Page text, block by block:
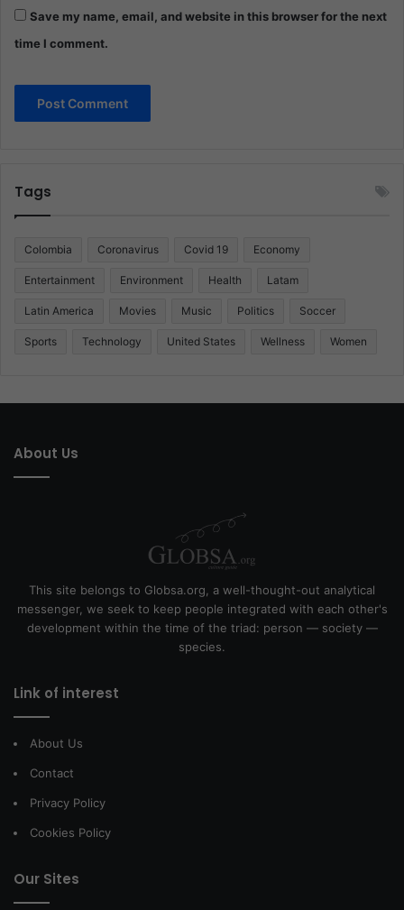
Save my name, email, and website in this browser for the next
time I comment.
Tags
Colombia Coronavirus Covid 19 Economy
Entertainment Environment Health Latam
Latin America Movies Music Politics Soccer
Sports Technology United States Wellness Women
About Us
This site belongs to Globsa.org, a well-thought-out analytical
messenger, we seek to keep people integrated with each other's
development within the time of the triad: person — society —
species.
Link of interest
About Us
Contact
Privacy Policy
Cookies Policy
Our Sites